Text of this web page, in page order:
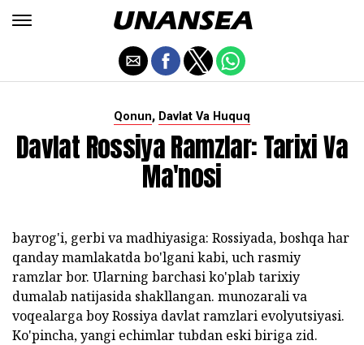
Qonun, Davlat Va Huquq
Davlat Rossiya Ramzlar: Tarixi Va
Ma'nosi
bayrog'i, gerbi va madhiyasiga: Rossiyada, boshqa har
qanday mamlakatda bo'lgani kabi, uch rasmiy
ramzlar bor. Ularning barchasi ko'plab tarixiy
dumalab natijasida shakllangan. munozarali va
voqealarga boy Rossiya davlat ramzlari evolyutsiyasi.
Ko'pincha, yangi echimlar tubdan eski biriga zid.